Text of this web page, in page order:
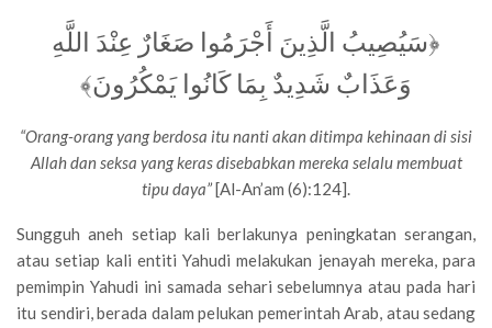
﴿سَيُصِيبُ الَّذِينَ أَجْرَمُوا صَغَارٌ عِنْدَ اللَّهِ
وَعَذَابٌ شَدِيدٌ بِمَا كَانُوا يَمْكُرُونَ﴾
“Orang-orang yang berdosa itu nanti akan ditimpa kehinaan di sisi
Allah dan seksa yang keras disebabkan mereka selalu membuat
tipu daya”[Al-An’am (6):124].
Sungguh aneh setiap kali berlakunya peningkatan serangan,
atau setiap kali entiti Yahudi melakukan jenayah mereka, para
pemimpin Yahudi ini samada sehari sebelumnya atau pada hari
itu sendiri, berada dalam pelukan pemerintah Arab, atau sedang